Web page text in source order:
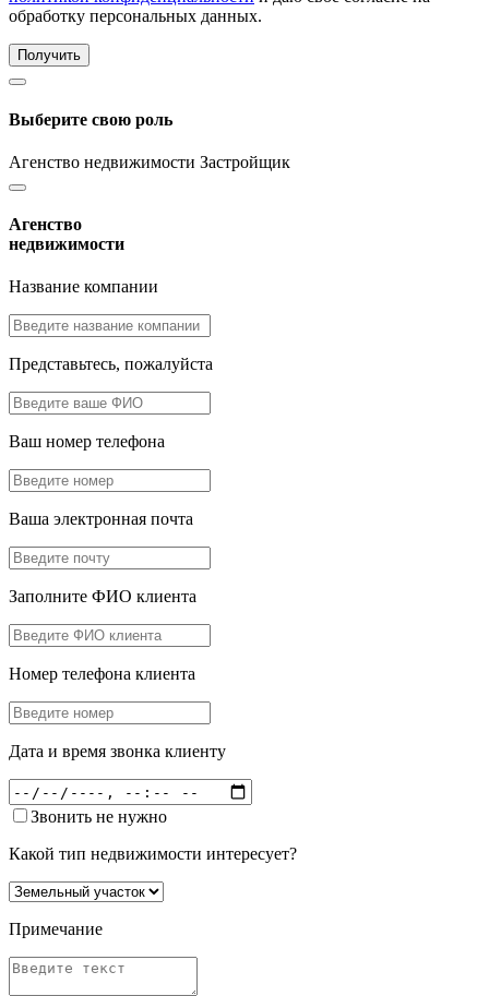
обработку персональных данных.
Получить
Выберите свою роль
Агенство недвижимости Застройщик
Агенство
недвижимости
Название компании
Представьтесь, пожалуйста
Ваш номер телефона
Ваша электронная почта
Заполните ФИО клиента
Номер телефона клиента
Дата и время звонка клиенту
Звонить не нужно
Какой тип недвижимости интересует?
Примечание